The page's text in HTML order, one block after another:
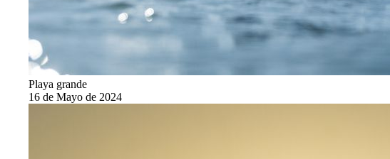
Playa grande
16 de Mayo de 2024